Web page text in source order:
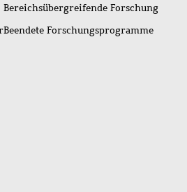
Bereichsübergreifende Forschung
Beendete Forschungsprogramme